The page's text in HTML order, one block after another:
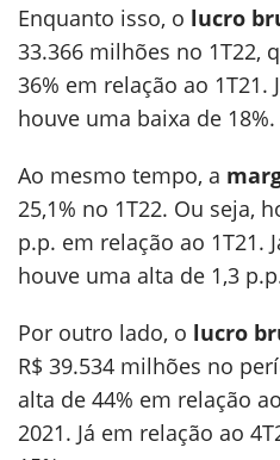
Enquanto isso, o lucro
33.366 milhões no 1T22,
36% em relação ao 1T21.
houve uma baixa de 18%.
Ao mesmo tempo, a
25,1% no 1T22. Ou seja,
p.p. em relação ao 1T21.
houve uma alta de 1,3
Por outro lado, o lucro
R$ 39.534 milhões no
alta de 44% em relação
2021. Já em relação ao